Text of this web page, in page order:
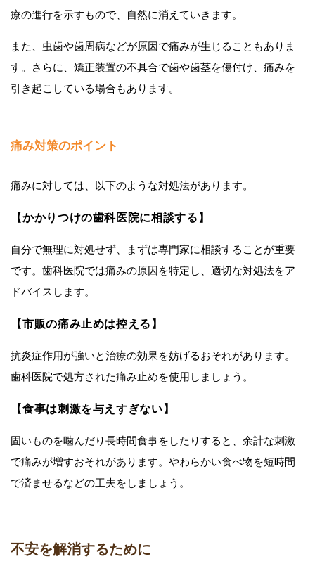
療の進行を示すもので、自然に消えていきます。
また、虫歯や歯周病などが原因で痛みが生じることもありま
す。さらに、矯正装置の不具合で歯や歯茎を傷付け、痛みを
引き起こしている場合もあります。
痛み対策のポイント
痛みに対しては、以下のような対処法があります。
【かかりつけの歯科医院に相談する】
自分で無理に対処せず、まずは専門家に相談することが重要
です。歯科医院では痛みの原因を特定し、適切な対処法をア
ドバイスします。
【市販の痛み止めは控える】
抗炎症作用が強いと治療の効果を妨げるおそれがあります。
歯科医院で処方された痛み止めを使用しましょう。
【食事は刺激を与えすぎない】
固いものを噛んだり長時間食事をしたりすると、余計な刺激
で痛みが増すおそれがあります。やわらかい食べ物を短時間
で済ませるなどの工夫をしましょう。
不安を解消するために